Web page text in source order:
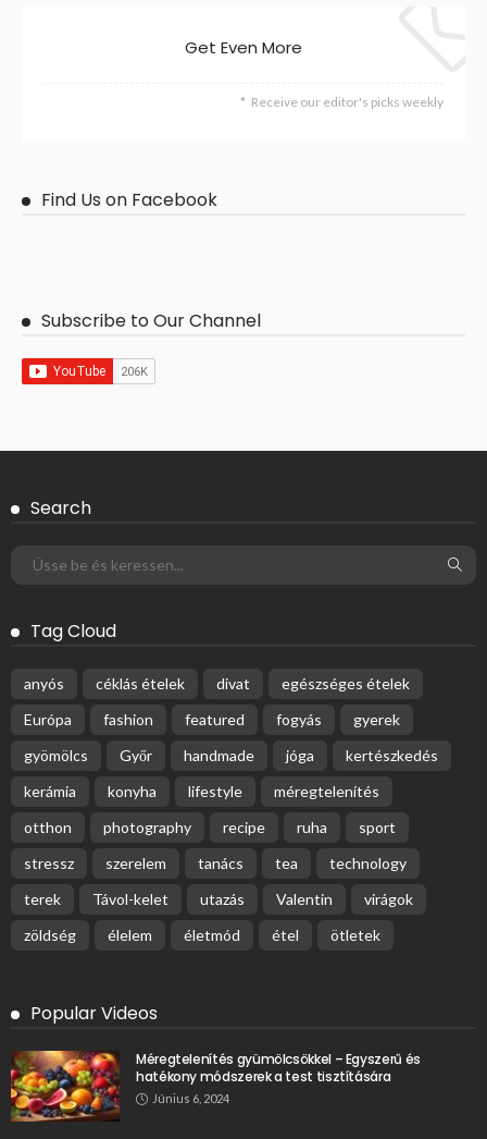
Get Even More
Receive our editor's picks weekly
Find Us on Facebook
Subscribe to Our Channel
Search
Tag Cloud
anyós céklás ételek divat
egészséges ételek
Európa
fashion featured fogyás
gyerek
gyömölcs
Győr handmade jóga
kertészkedés
kerámia
konyha lifestyle
méregtelenítés
otthon
photography recipe ruha
sport
stressz
szerelem tanács tea
technology
terek
Távol-kelet utazás Valentin
virágok
zöldség
élelem életmód étel ötletek
Popular Videos
Méregtelenítés gyümölcsökkel – Egyszerű és
hatékony módszerek a test tisztítására
Június 6, 2024